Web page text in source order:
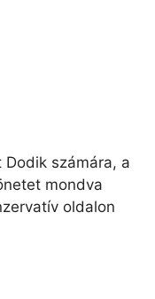
Dodik számára, a
mondva
oldalon